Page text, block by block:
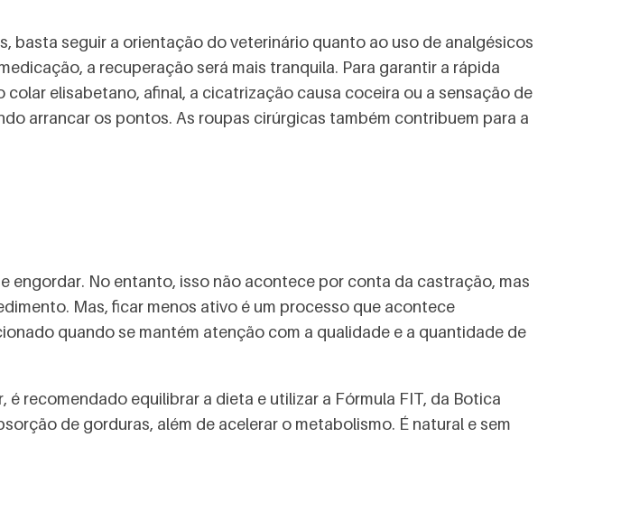
seguir a orientação do veterinário quanto ao uso de analgésicos
a recuperação será mais tranquila. Para garantir a rápida
elisabetano, afinal, a cicatrização causa coceira ou a sensação de
arrancar os pontos. As roupas cirúrgicas também contribuem para a
engordar. No entanto, isso não acontece por conta da castração, mas
Mas, ficar menos ativo é um processo que acontece
quando se mantém atenção com a qualidade e a quantidade de
recomendado equilibrar a dieta e utilizar a Fórmula FIT, da Botica
de gorduras, além de acelerar o metabolismo. É natural e sem